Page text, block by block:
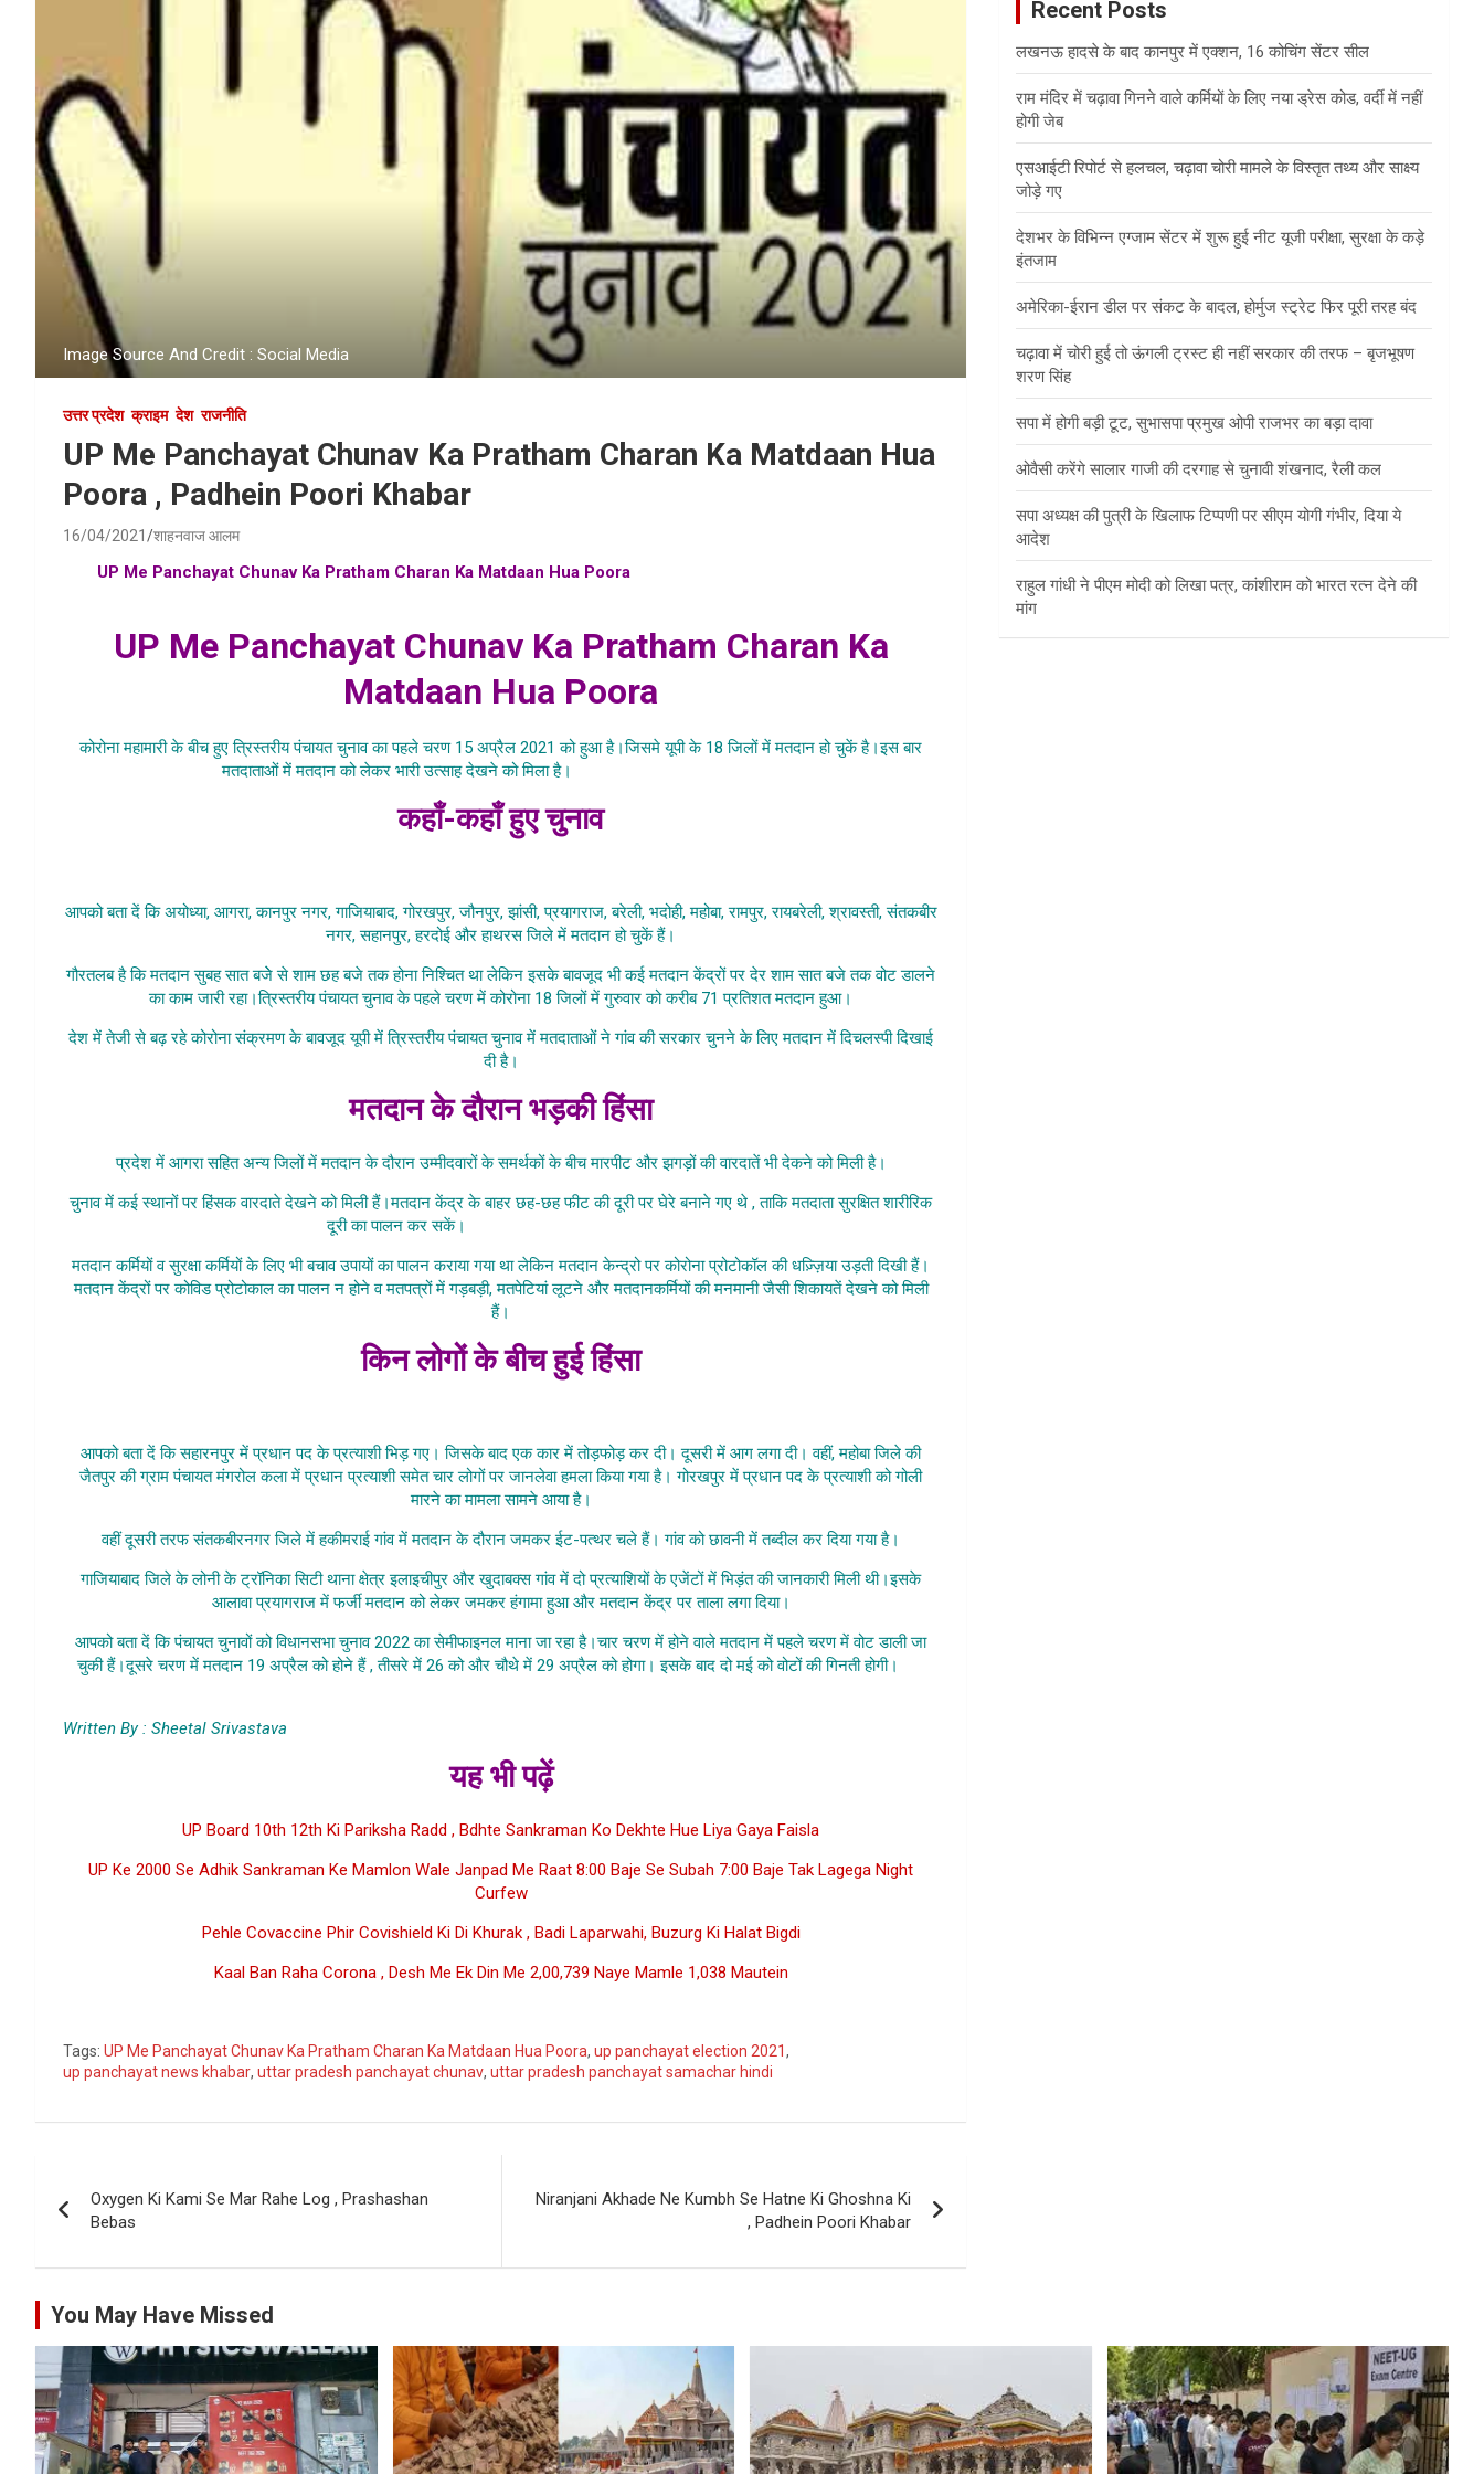
Image Source And Credit : Social Media
उत्तर प्रदेश क्राइम देश राजनीति
UP Me Panchayat Chunav Ka Pratham Charan Ka Matdaan Hua
Poora , Padhein Poori Khabar
16/04/2021 शाहनवाज आलम
UP Me Panchayat Chunav Ka Pratham Charan Ka Matdaan Hua Poora, uttar pradesh panchayat chunav , up
UP Me Panchayat Chunav Ka Pratham Charan Ka
Matdaan Hua Poora
कोरोना महामारी के बीच हुए त्रिस्तरीय पंचायत चुनाव का पहले चरण 15 अप्रैल 2021 को हुआ है।जिसमे यूपी के 18 जिलों में मतदान हो चुकें है।इस बार
मतदाताओं में मतदान को लेकर भारी उत्साह देखने को मिला है।
कहाँ-कहाँ हुए चुनाव
आपको बता दें कि अयोध्या, आगरा, कानपुर नगर, गाजियाबाद, गोरखपुर, जौनपुर, झांसी, प्रयागराज, बरेली, भदोही, महोबा, रामपुर, रायबरेली, श्रावस्ती, संतकबीर
नगर, सहानपुर, हरदोई और हाथरस जिले में मतदान हो चुकें हैं।
गौरतलब है कि मतदान सुबह सात बजेे से शाम छह बजे तक होना निश्चित था लेकिन इसके बावजूद भी कई मतदान केंद्रों पर देर शाम सात बजे तक वोट डालने
का काम जारी रहा।त्रिस्तरीय पंचायत चुनाव के पहले चरण में कोरोना 18 जिलों में गुरुवार को करीब 71 प्रतिशत मतदान हुआ।
देश में तेजी से बढ़ रहे कोरोना संक्रमण के बावजूद यूपी में त्रिस्तरीय पंचायत चुनाव में मतदाताओं ने गांव की सरकार चुनने के लिए मतदान में दिचलस्पी दिखाई
दी है।
मतदान के दौरान भड़की हिंसा
प्रदेश में आगरा सहित अन्य जिलों में मतदान के दौरान उम्मीदवारों के समर्थकों के बीच मारपीट और झगड़ों की वारदातें भी देकने को मिली है।
चुनाव में कई स्थानों पर हिंसक वारदाते देखने को मिली हैं।मतदान केंद्र के बाहर छह-छह फीट की दूरी पर घेरे बनाने गए थे , ताकि मतदाता सुरक्षित शारीरिक
दूरी का पालन कर सकें।
मतदान कर्मियों व सुरक्षा कर्मियों के लिए भी बचाव उपायों का पालन कराया गया था लेकिन मतदान केन्द्रो पर कोरोना प्रोटोकॉल की धज़्ज़िया उड़ती दिखी हैं।
मतदान केंद्रों पर कोविड प्रोटोकाल का पालन न होने व मतपत्रों में गड़बड़ी, मतपेटियां लूटने और मतदानकर्मियों की मनमानी जैसी शिकायतें देखने को मिली
हैं।
किन लोगों के बीच हुई हिंसा
आपको बता दें कि सहारनपुर में प्रधान पद के प्रत्याशी भिड़ गए। जिसके बाद एक कार में तोड़फोड़ कर दी। दूसरी में आग लगा दी। वहीं, महोबा जिले की
जैतपुर की ग्राम पंचायत मंगरोल कला में प्रधान प्रत्याशी समेत चार लोगों पर जानलेवा हमला किया गया है। गोरखपुर में प्रधान पद के प्रत्याशी को गोली
मारने का मामला सामने आया है।
वहीं दूसरी तरफ संतकबीरनगर जिले में हकीमराई गांव में मतदान के दौरान जमकर ईट-पत्थर चले हैं। गांव को छावनी में तब्दील कर दिया गया है।
गाजियाबाद जिले के लोनी के ट्रॉनिका सिटी थाना क्षेत्र इलाइचीपुर और खुदाबक्स गांव में दो प्रत्याशियों के एजेंटों में भिड़ंत की जानकारी मिली थी।इसके
आलावा प्रयागराज में फर्जी मतदान को लेकर जमकर हंगामा हुआ और मतदान केंद्र पर ताला लगा दिया।
आपको बता दें कि पंचायत चुनावों को विधानसभा चुनाव 2022 का सेमीफाइनल माना जा रहा है।चार चरण में होने वाले मतदान में पहले चरण में वोट डाली जा
चुकी हैं।दूसरे चरण में मतदान 19 अप्रैल को होने हैं , तीसरे में 26 को और चौथे में 29 अप्रैल को होगा। इसके बाद दो मई को वोटों की गिनती होगी।
Written By : Sheetal Srivastava
यह भी पढ़ें
UP Board 10th 12th Ki Pariksha Radd , Bdhte Sankraman Ko Dekhte Hue Liya Gaya Faisla
UP Ke 2000 Se Adhik Sankraman Ke Mamlon Wale Janpad Me Raat 8:00 Baje Se Subah 7:00 Baje Tak Lagega Night
Curfew
Pehle Covaccine Phir Covishield Ki Di Khurak , Badi Laparwahi, Buzurg Ki Halat Bigdi
Kaal Ban Raha Corona , Desh Me Ek Din Me 2,00,739 Naye Mamle 1,038 Mautein
Tags: UP Me Panchayat Chunav Ka Pratham Charan Ka Matdaan Hua Poora, up panchayat election 2021,
up panchayat news khabar, uttar pradesh panchayat chunav, uttar pradesh panchayat samachar hindi
navigation
Oxygen Ki Kami Se Mar Rahe Log , Prashashan
Bebas
Niranjani Akhade Ne Kumbh Se Hatne Ki Ghoshna Ki
, Padhein Poori Khabar
Recent Posts
लखनऊ हादसे के बाद कानपुर में एक्शन, 16 कोचिंग सेंटर सील
राम मंदिर में चढ़ावा गिनने वाले कर्मियों के लिए नया ड्रेस कोड, वर्दी में नहीं
होगी जेब
एसआईटी रिपोर्ट से हलचल, चढ़ावा चोरी मामले के विस्तृत तथ्य और साक्ष्य
जोड़े गए
देशभर के विभिन्न एग्जाम सेंटर में शुरू हुई नीट यूजी परीक्षा, सुरक्षा के कड़े
इंतजाम
अमेरिका-ईरान डील पर संकट के बादल, होर्मुज स्ट्रेट फिर पूरी तरह बंद
चढ़ावा में चोरी हुई तो ऊंगली ट्रस्ट ही नहीं सरकार की तरफ – बृजभूषण
शरण सिंह
सपा में होगी बड़ी टूट, सुभासपा प्रमुख ओपी राजभर का बड़ा दावा
ओवैसी करेंगे सालार गाजी की दरगाह से चुनावी शंखनाद, रैली कल
सपा अध्यक्ष की पुत्री के खिलाफ टिप्पणी पर सीएम योगी गंभीर, दिया ये
आदेश
राहुल गांधी ने पीएम मोदी को लिखा पत्र, कांशीराम को भारत रत्न देने की
मांग
You May Have Missed